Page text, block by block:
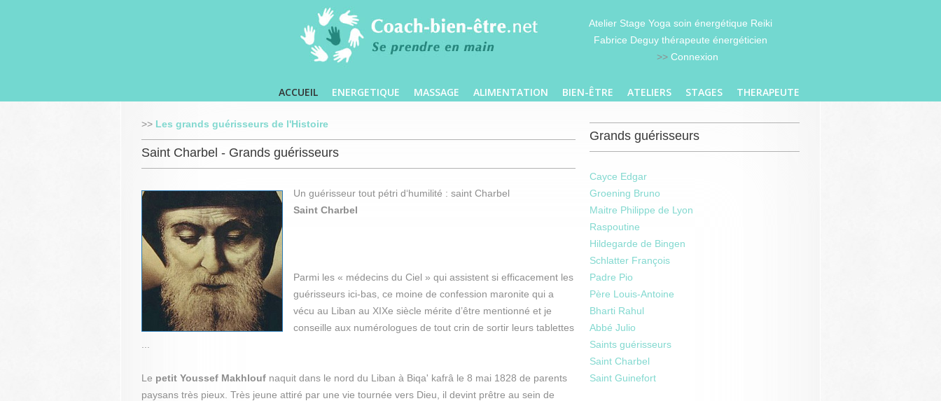
Atelier Stage Yoga soin énergétique Reiki
Fabrice Deguy thérapeute énergéticien
>> Connexion
ACCUEIL ENERGETIQUE MASSAGE ALIMENTATION BIEN-ÊTRE ATELIERS STAGES THERAPEUTE
>> Les grands guérisseurs de l'Histoire
Saint Charbel - Grands guérisseurs
Un guérisseur tout pétri d‘humilité : saint Charbel
Saint Charbel
Parmi les « médecins du Ciel » qui assistent si efficacement les
guérisseurs ici-bas, ce moine de confession maronite qui a
vécu au Liban au XIXe siècle mérite d’être mentionné et je
conseille aux numérologues de tout crin de sortir leurs tablettes
Le petit Youssef Makhlouf naquit dans le nord du Liban à Biqa' kafrâ le 8 mai 1828 de parents
paysans très pieux. Très jeune attiré par une vie tournée vers Dieu, il devint prêtre au sein de
Grands guérisseurs
Cayce Edgar
Groening Bruno
Maitre Philippe de Lyon
Raspoutine
Hildegarde de Bingen
Schlatter François
Padre Pio
Père Louis-Antoine
Bharti Rahul
Abbé Julio
Saints guérisseurs
Saint Charbel
Saint Guinefort